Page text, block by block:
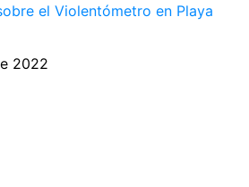
el Violentómetro en Playa
2022